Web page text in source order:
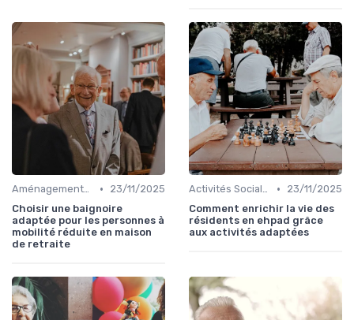
Aménagements pour Personnes à Mobilité Réduite •
23/11/2025
Choisir une baignoire
adaptée pour les personnes à
mobilité réduite en maison
de retraite
Activités Sociales et Loisirs •
23/11/2025
Comment enrichir la vie des
résidents en ehpad grâce
aux activités adaptées